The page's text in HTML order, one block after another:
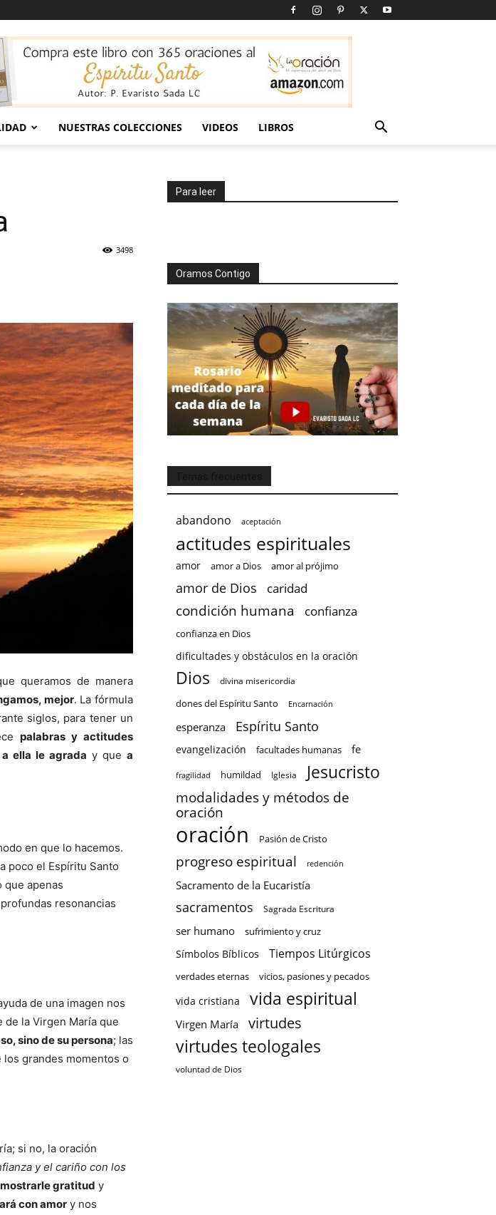
NUESTRAS COLECCIONES VIDEOS LIBROS
3498
queramos de manera
mejor. La fórmula
siglos, para tener un
palabras y actitudes
a ella le agrada y que a
en que lo hacemos.
poco el Espíritu Santo
que apenas
resonancias
de una imagen nos
la Virgen María que
sino de su persona; las
grandes momentos o
si no, la oración
y el cariño con los
mostrarle gratitud y
con amor y nos
Para leer
Oramos Contigo
abandono aceptación
actitudes espirituales
amor amor a Dios amor al prójimo
amor de Dios caridad
condición humana confianza
confianza en Dios
dificultades y obstáculos en la oración
Dios divina misericordia
dones del Espíritu Santo Encarnación
esperanza Espíritu Santo
evangelización facultades humanas fe
fragilidad humildad Iglesia Jesucristo
modalidades y métodos de
oración
oración Pasión de Cristo
progreso espiritual redención
Sacramento de la Eucaristía
sacramentos Sagrada Escritura
ser humano sufrimiento y cruz
Símbolos Bíblicos Tiempos Litúrgicos
verdades eternas vicios, pasiones y pecados
vida cristiana vida espiritual
Virgen María virtudes
virtudes teologales
voluntad de Dios